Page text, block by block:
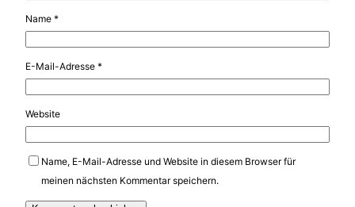
Name *
E-Mail-Adresse *
Website
Name, E-Mail-Adresse und Website in diesem Browser für
meinen nächsten Kommentar speichern.